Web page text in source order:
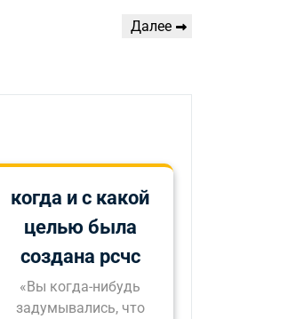
Следующая
Далее
когда и с какой
целью была
создана рсчс
«Вы когда-нибудь
задумывались, что